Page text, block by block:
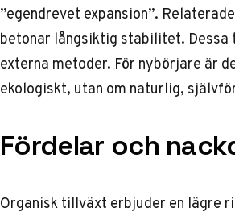
”egendrevet expansion”.
betonar långsiktig stabilitet.
externa metoder. För nybörjare är
ekologiskt, utan om naturlig,
Fördelar och
Organisk tillväxt erbjuder en lägre